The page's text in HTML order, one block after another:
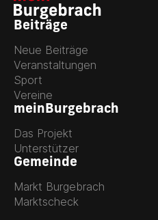
Beiträge
Neue Beiträge
Veranstaltungen
Sport
Vereine
meinBurgebrach
Das Projekt
Unterstützer
Gemeinde
Markt Burgebrach
Marktscheck